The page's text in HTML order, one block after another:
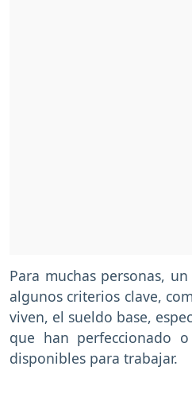
Para muchas personas,
algunos criterios clave,
viven, el sueldo base,
que han perfeccionado
disponibles para trabajar.